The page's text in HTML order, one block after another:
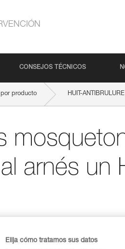
CONSEJOS TÉCNICOS
producto HUIT-ANTIBRULURE
arnés un
Elija cómo tratamos sus datos